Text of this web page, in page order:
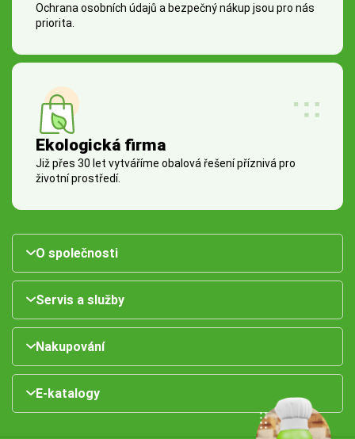
Ochrana osobních údajů a bezpečný nákup jsou pro nás
priorita.
Ekologická firma
Již přes 30 let vytváříme obalová řešení příznivá pro
životní prostředí.
O společnosti
Servis a služby
Nakupování
E-katalogy